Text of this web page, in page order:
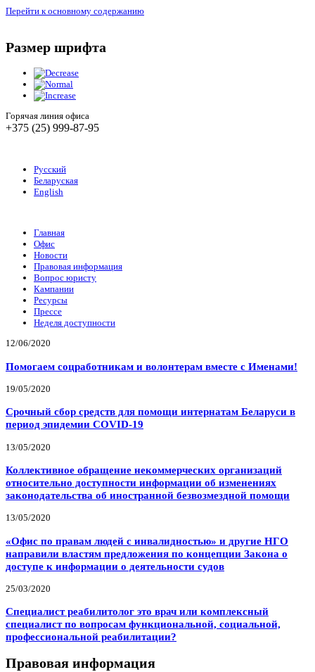
Перейти к основному содержанию
Размер шрифта
Горячая линия офиса
+375 (25) 999-87-95
Русский
Беларуская
English
Главная
Офис
Новости
Правовая информация
Вопрос юристу
Кампании
Ресурсы
Прессе
Неделя доступности
12/06/2020
Помогаем соцработникам и волонтерам вместе с Именами!
19/05/2020
Срочный сбор средств для помощи интернатам Беларуси в
период эпидемии COVID-19
13/05/2020
Коллективное обращение некоммерческих организаций
относительно доступности информации об изменениях
законодательства об иностранной безвозмездной помощи
13/05/2020
«Офис по правам людей с инвалидностью» и другие НГО
направили властям предложения по концепции Закона о
доступе к информации о деятельности судов
25/03/2020
Специалист реабилитолог это врач или комплексный
специалист по вопросам функциональной, социальной,
профессиональной реабилитации?
Правовая информация